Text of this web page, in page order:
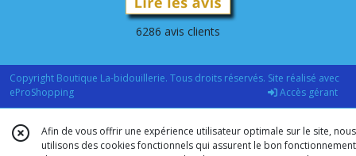
6286 avis clients
Copyright Boutique La-bidouillerie. Tous droits réservés. Site réalisé avec
eProShopping
Accès gérant
Afin de vous offrir une expérience utilisateur optimale sur le site, nous
utilisons des cookies fonctionnels qui assurent le bon fonctionnement